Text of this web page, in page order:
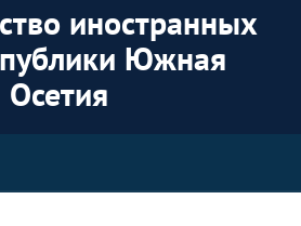
иностранных
Южная
Осетия